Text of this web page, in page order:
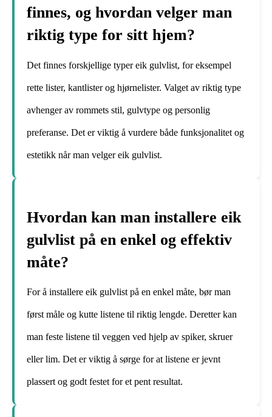
finnes, og hvordan velger man
riktig type for sitt hjem?
Det finnes forskjellige typer eik gulvlist, for eksempel
rette lister, kantlister og hjørnelister. Valget av riktig type
avhenger av rommets stil, gulvtype og personlig
preferanse. Det er viktig å vurdere både funksjonalitet og
estetikk når man velger eik gulvlist.
Hvordan kan man installere eik
gulvlist på en enkel og effektiv
måte?
For å installere eik gulvlist på en enkel måte, bør man
først måle og kutte listene til riktig lengde. Deretter kan
man feste listene til veggen ved hjelp av spiker, skruer
eller lim. Det er viktig å sørge for at listene er jevnt
plassert og godt festet for et pent resultat.